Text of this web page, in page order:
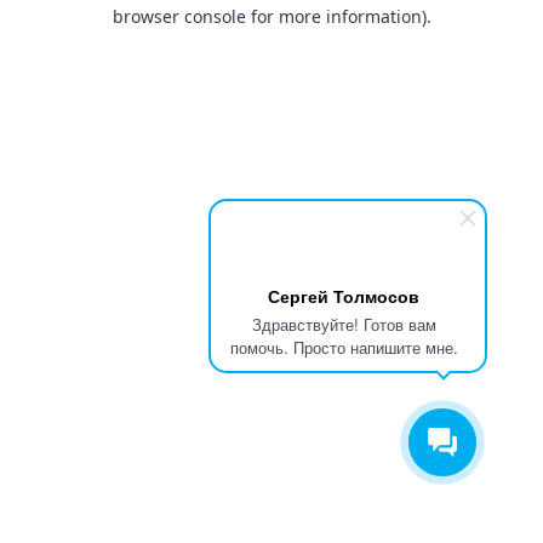
Сергей Толмосов
Здравствуйте! Готов вам
помочь. Просто напишите мне.
browser console for more information).